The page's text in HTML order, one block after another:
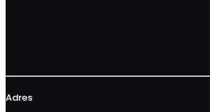
Adres